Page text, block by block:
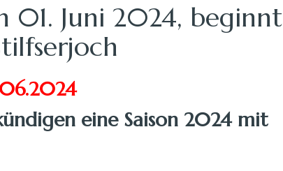
01. Juni 2024, beginnt
eine Saison 2024 mit